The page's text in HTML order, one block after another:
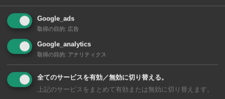
ブンイレブン）で買
タイ・バンコクの保
育園選び完全攻略
Google_ads
取得の目的: 広告
Google_analytics
取得の目的: アナリティクス
全てのサービスを有効／無効に切り替える。
上記のサービスをまとめて有効または無効に切り替えます。